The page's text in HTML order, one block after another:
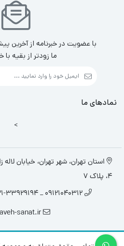
با عضویت در خبرنامه از آخرین
ما زودتر از بقیه با
نمادهای ما
>
استان تهران، شهر تهران، خیابان لاله
4، پلاک 7
09121040312 _ 021-33929194 _ 021-36615383
sanat.ir